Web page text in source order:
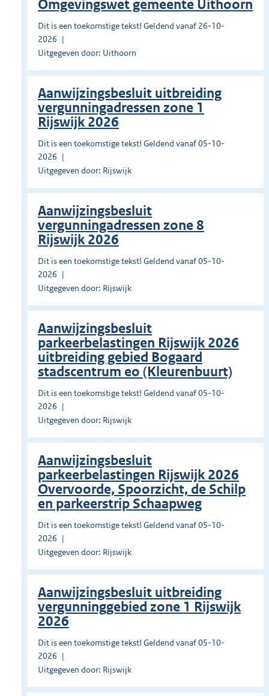
Omgevingswet gemeente Uithoorn
Dit is een toekomstige tekst! Geldend vanaf 26-10-
2026
Uitgegeven door: Uithoorn
Aanwijzingsbesluit uitbreiding
vergunningadressen zone 1
Rijswijk 2026
Dit is een toekomstige tekst! Geldend vanaf 05-10-
2026
Uitgegeven door: Rijswijk
Aanwijzingsbesluit
vergunningadressen zone 8
Rijswijk 2026
Dit is een toekomstige tekst! Geldend vanaf 05-10-
2026
Uitgegeven door: Rijswijk
Aanwijzingsbesluit
parkeerbelastingen Rijswijk 2026
uitbreiding gebied Bogaard
stadscentrum eo (Kleurenbuurt)
Dit is een toekomstige tekst! Geldend vanaf 05-10-
2026
Uitgegeven door: Rijswijk
Aanwijzingsbesluit
parkeerbelastingen Rijswijk 2026
Overvoorde, Spoorzicht, de Schilp
en parkeerstrip Schaapweg
Dit is een toekomstige tekst! Geldend vanaf 05-10-
2026
Uitgegeven door: Rijswijk
Aanwijzingsbesluit uitbreiding
vergunninggebied zone 1 Rijswijk
2026
Dit is een toekomstige tekst! Geldend vanaf 05-10-
2026
Uitgegeven door: Rijswijk